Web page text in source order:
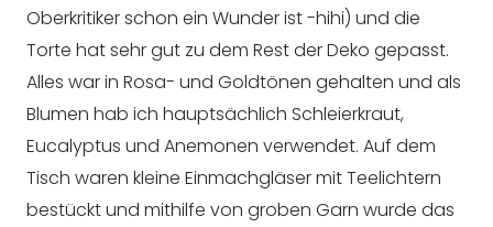
Oberkritiker schon ein Wunder ist -hihi) und die
Torte hat sehr gut zu dem Rest der Deko gepasst.
Alles war in Rosa- und Goldtönen gehalten und als
Blumen hab ich hauptsächlich Schleierkraut,
Eucalyptus und Anemonen verwendet. Auf dem
Tisch waren kleine Einmachgläser mit Teelichtern
bestückt und mithilfe von groben Garn wurde das